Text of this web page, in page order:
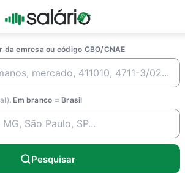
emresa ou código CBO/CNAE
. Em branco = Brasil
Pesquisar